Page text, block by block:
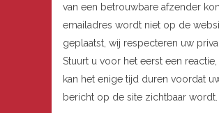
van een betrouwbare afzender
emailadres wordt niet op de
geplaatst, wij respecteren uw
Stuurt u voor het eerst een reactie,
kan het enige tijd duren voordat
bericht op de site zichtbaar wordt.